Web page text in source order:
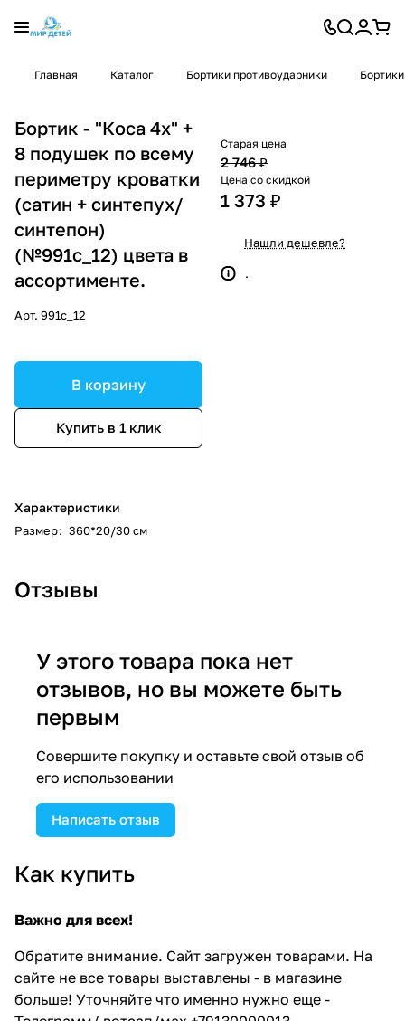
Главная Каталог Бортики противоударники
Бортик - "Коса 4х" +
8 подушек по всему
периметру кроватки
(сатин + синтепух/
синтепон)
(№991с_12) цвета в
ассортименте.
Арт. 991с_12
В корзину
Купить в 1 клик
Характеристики
Размер: 360*20/30 см
Старая цена
2 746 ₽
Цена со скидкой
1 373 ₽
Нашли дешевле?
.
Отзывы
У этого товара пока нет
отзывов, но вы можете быть
первым
Совершите покупку и оставьте свой отзыв об
его использовании
Написать отзыв
Как купить
Важно для всех!
Обратите внимание. Сайт загружен товарами. На
сайте не все товары выставлены - в магазине
больше! Уточняйте что именно нужно еще -